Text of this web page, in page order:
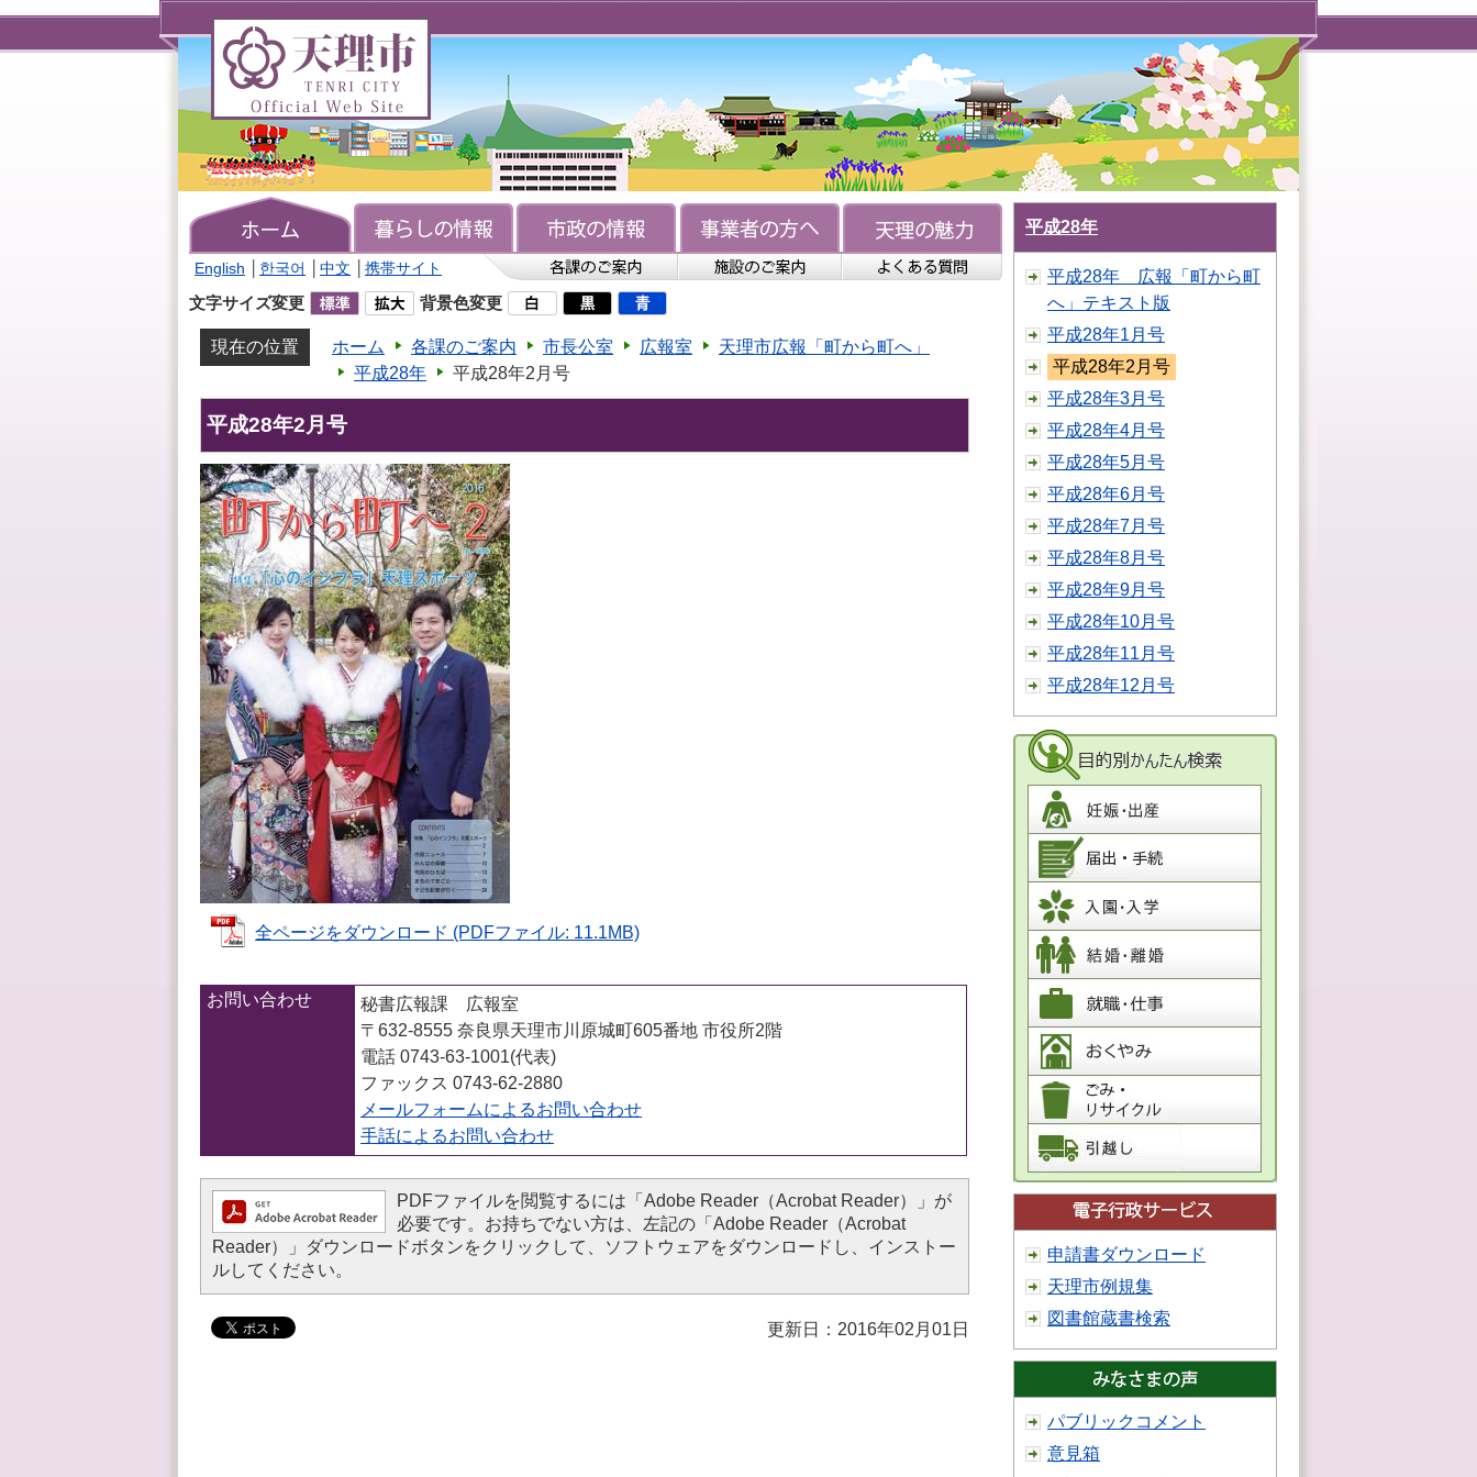
理
TENRI
Official
Site
English 한국어 中文 携帯サイト
文字サイズ変更 背景色変更
現在の位置 ホーム 各課のご案内 市長公室 広報室
天理市広報「町から町へ」
平成28年
平成28年2月号
平成28年2月号
全ページをダウンロード (PDFファイル: 11.1MB)
お問い合わせ
秘書広報課 広報室
〒632-8555 奈良県天理市川原城町605番地 市役所2階
電話 0743-63-1001(代表)
ファックス 0743-62-2880
メールフォームによるお問い合わせ
手話によるお問い合わせ
PDFファイルを閲覧するには「Adobe Reader（Acrobat Reader）」が
必要です。お持ちでない方は、左記の「Adobe Reader（Acrobat
Reader）」ダウンロードボタンをクリックして、ソフトウェアをダウンロードし、インストー
ルしてください。
更新日：2016年02月01日
平成28年
平成28年 広報「町から町
へ」テキスト版
平成28年1月号
平成28年2月号
平成28年3月号
平成28年4月号
平成28年5月号
平成28年6月号
平成28年7月号
平成28年8月号
平成28年9月号
平成28年10月号
平成28年11月号
平成28年12月号
申請書ダウンロード
天理市例規集
図書館蔵書検索
パブリックコメント
意見箱